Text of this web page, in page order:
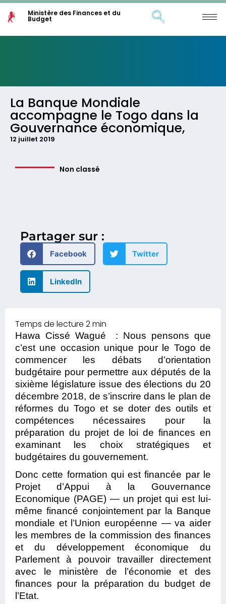
Ministère des Finances et du
Budget
La Banque Mondiale
accompagne le Togo dans la
Gouvernance économique,
12 juillet 2019
Non classé
Partager sur :
Facebook Twitter
LinkedIn
Hawa Cissé Wagué : Nous pensons que
c’est une occasion unique pour le Togo de
commencer les débats d’orientation
budgétaire pour permettre aux députés de la
sixième législature issue des élections du 20
décembre 2018, de s’inscrire dans le plan de
réformes du Togo et se doter des outils et
compétences nécessaires pour la
préparation du projet de loi de finances en
examinant les choix stratégiques et
budgétaires du gouvernement.
Donc cette formation qui est financée par le
Projet d’Appui à la Gouvernance
Economique (PAGE) — un projet qui est lui-
même financé conjointement par la Banque
mondiale et l’Union européenne — va aider
les membres de la commission des finances
et du développement économique du
Parlement à pouvoir travailler directement
avec le ministère de l’économie et des
finances pour la préparation du budget de
l’Etat.